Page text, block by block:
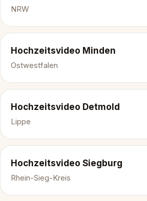
NRW
Hochzeitsvideo Minden
Ostwestfalen
Hochzeitsvideo Detmold
Lippe
Hochzeitsvideo Siegburg
Rhein-Sieg-Kreis